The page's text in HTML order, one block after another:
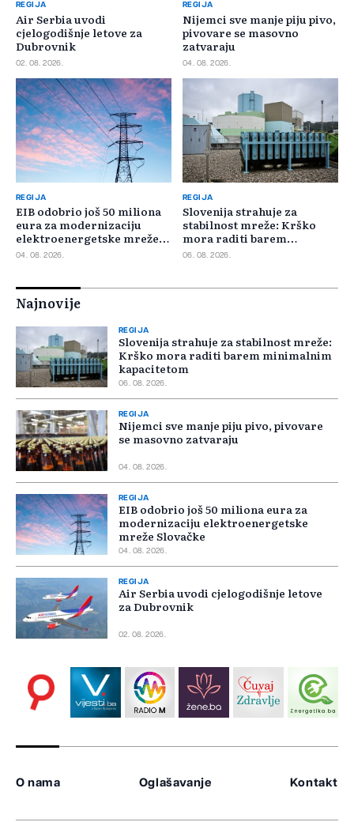
REGIJA
Air Serbia uvodi
cjelogodišnje letove za
Dubrovnik
02. 08. 2026.
REGIJA
Nijemci sve manje piju pivo,
pivovare se masovno
zatvaraju
04. 08. 2026.
REGIJA
EIB odobrio još 50 miliona
eura za modernizaciju
elektroenergetske mreže
Slovačke
04. 08. 2026.
REGIJA
Slovenija strahuje za
stabilnost mreže: Krško
mora raditi barem
minimalnim kapacitetom
06. 08. 2026.
Najnovije
REGIJA
Slovenija strahuje za stabilnost mreže:
Krško mora raditi barem minimalnim
kapacitetom
06. 08. 2026.
REGIJA
Nijemci sve manje piju pivo, pivovare
se masovno zatvaraju
04. 08. 2026.
REGIJA
EIB odobrio još 50 miliona eura za
modernizaciju elektroenergetske
mreže Slovačke
04. 08. 2026.
REGIJA
Air Serbia uvodi cjelogodišnje letove
za Dubrovnik
02. 08. 2026.
O nama Oglašavanje Kontakt